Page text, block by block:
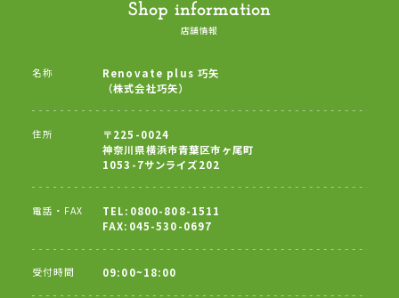
Shop information
店舗情報
名称
Renovate plus 巧矢
（株式会社巧矢）
住所
〒225-0024
神奈川県横浜市青葉区市ヶ尾町
1053-7サンライズ202
電話・FAX
TEL:0800-808-1511
FAX:045-530-0697
受付時間 09:00~18:00